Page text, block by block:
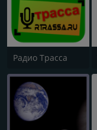
Радио Трасса